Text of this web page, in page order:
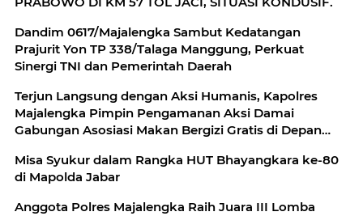
Dandim 0617/Majalengka Sambut Kedatangan
Prajurit Yon TP 338/Talaga Manggung, Perkuat
Sinergi TNI dan Pemerintah Daerah
Terjun Langsung dengan Aksi Humanis, Kapolres
Majalengka Pimpin Pengamanan Aksi Damai
Gabungan Asosiasi Makan Bergizi Gratis di Depan
Misa Syukur dalam Rangka HUT Bhayangkara ke-80
di Mapolda Jabar
Anggota Polres Majalengka Raih Juara III Lomba